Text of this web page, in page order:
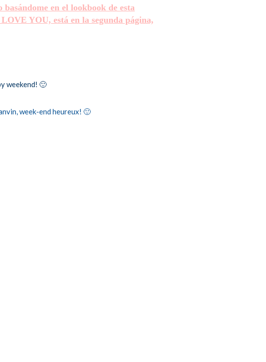
en el lookbook de esta
YOU, está en la segunda página,
weekend! 🙂
week-end heureux! 🙂